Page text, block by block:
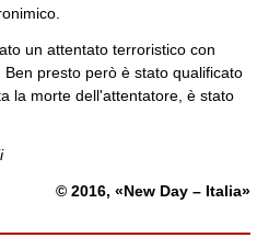
un attentato terroristico con
presto però è stato qualificato
la morte dell'attentatore, è stato
© 2016, «New Day – Italia»